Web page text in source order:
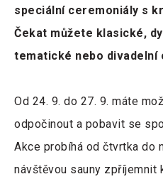
speciální ceremoniály s
Čekat můžete klasické,
tematické nebo divadelní
Od 24. 9. do 27. 9. máte
odpočinout a pobavit se
Akce probíhá od čtvrtka do
návštěvou sauny zpříjemnit